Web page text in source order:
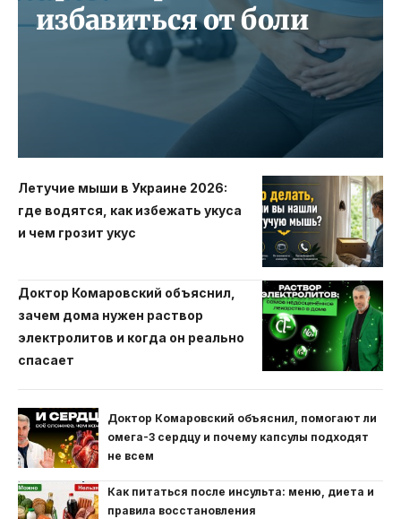
избавиться от боли
Летучие мыши в Украине 2026:
где водятся, как избежать укуса
и чем грозит укус
Доктор Комаровский объяснил,
зачем дома нужен раствор
электролитов и когда он реально
спасает
Доктор Комаровский объяснил, помогают ли
омега-3 сердцу и почему капсулы подходят
не всем
Как питаться после инсульта: меню, диета и
правила восстановления